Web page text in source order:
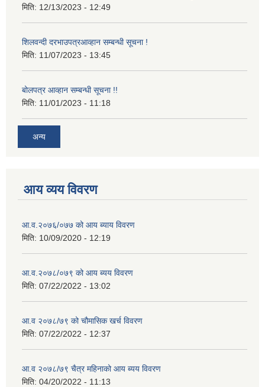
मिति: 12/13/2023 - 12:49
शिलवन्दी दरभाउपत्रआव्हान सम्बन्धी सूचना !
मिति: 11/07/2023 - 13:45
बोलपत्र आव्हान सम्बन्धी सूचना !!
मिति: 11/01/2023 - 11:18
अन्य
आय व्यय विवरण
आ.व.२०७६/०७७ को आय ब्याय विवरण
मिति: 10/09/2020 - 12:19
आ.व.२०७८/०७९ को आय ब्यय विवरण
मिति: 07/22/2022 - 13:02
आ.व २०७८/७९ को चौमासिक खर्च विवरण
मिति: 07/22/2022 - 12:37
आ.व २०७८/७९ चैत्र महिनाको आय ब्यय विवरण
मिति: 04/20/2022 - 11:13